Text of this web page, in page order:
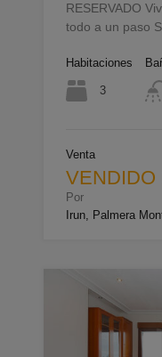
RESERVADO
todo a un paso
Habitaciones
3
Venta
VENDIDO
Por
Irun, Palmera